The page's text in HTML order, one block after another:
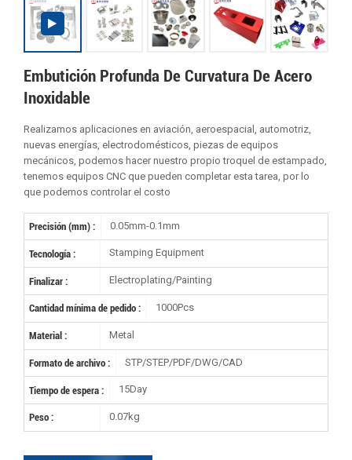
Embutición Profunda De Curvatura De Acero
Inoxidable
Realizamos aplicaciones en aviación, aeroespacial, automotriz,
nuevas energías, electrodomésticos, piezas de equipos
mecánicos, podemos hacer nuestro propio troquel de estampado,
tenemos equipos CNC que pueden completar esta tarea, por lo
que podemos controlar el costo
Precisión (mm) : 0.05mm-0.1mm
Tecnología : Stamping Equipment
Finalizar : Electroplating/Painting
Cantidad mínima de pedido : 1000Pcs
Material : Metal
Formato de archivo : STP/STEP/PDF/DWG/CAD
Tiempo de espera : 15Day
Peso : 0.07kg